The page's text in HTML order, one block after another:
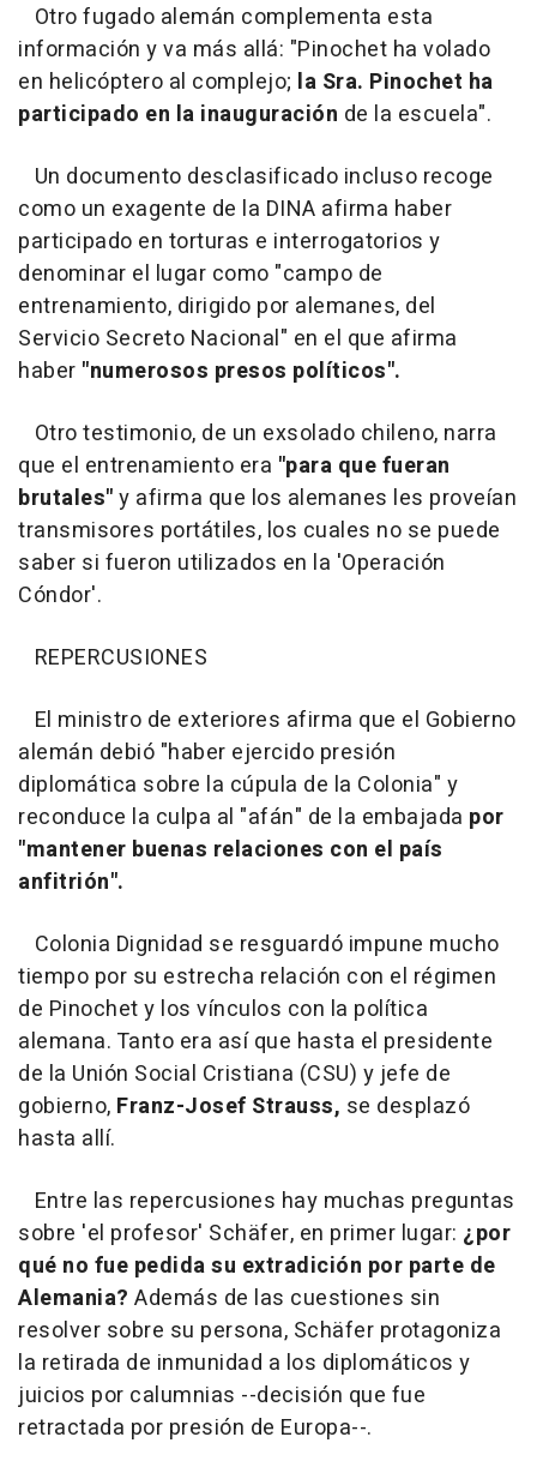
Otro fugado alemán complementa esta
información y va más allá: "Pinochet ha volado
en helicóptero al complejo; la Sra. Pinochet ha
participado en la inauguración de la escuela".
Un documento desclasificado incluso recoge
como un exagente de la DINA afirma haber
participado en torturas e interrogatorios y
denominar el lugar como "campo de
entrenamiento, dirigido por alemanes, del
Servicio Secreto Nacional" en el que afirma
haber "numerosos presos políticos".
Otro testimonio, de un exsolado chileno, narra
que el entrenamiento era "para que fueran
brutales"y afirma que los alemanes les proveían
transmisores portátiles, los cuales no se puede
saber si fueron utilizados en la 'Operación
Cóndor'.
REPERCUSIONES
El ministro de exteriores afirma que el Gobierno
alemán debió "haber ejercido presión
diplomática sobre la cúpula de la Colonia" y
reconduce la culpa al "afán" de la embajada por
"mantener buenas relaciones con el país
anfitrión".
Colonia Dignidad se resguardó impune mucho
tiempo por su estrecha relación con el régimen
de Pinochet y los vínculos con la política
alemana. Tanto era así que hasta el presidente
de la Unión Social Cristiana (CSU) y jefe de
gobierno, Franz-Josef Strauss, se desplazó
hasta allí.
Entre las repercusiones hay muchas preguntas
sobre 'el profesor' Schäfer, en primer lugar: ¿por
qué no fue pedida su extradición por parte de
Alemania? Además de las cuestiones sin
resolver sobre su persona, Schäfer protagoniza
la retirada de inmunidad a los diplomáticos y
juicios por calumnias --decisión que fue
retractada por presión de Europa--.